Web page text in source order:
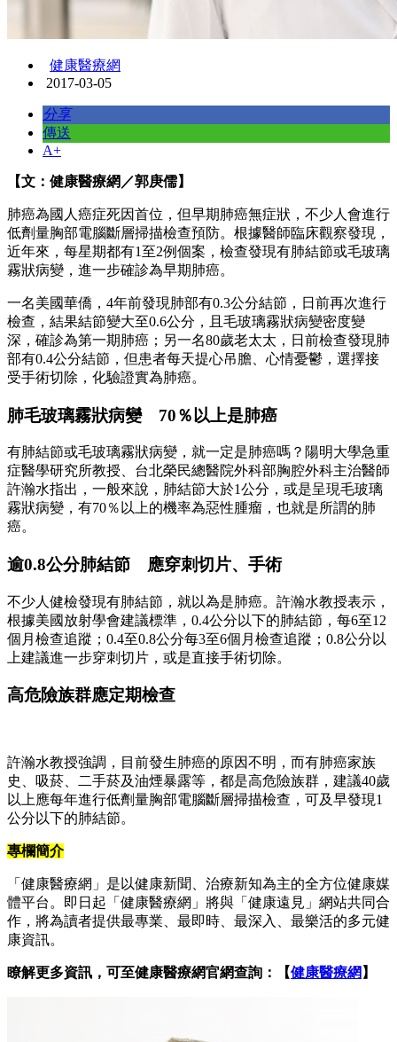
健康醫療網
2017-03-05
分享
傳送
A+
【文：健康醫療網／郭庚儒】
肺癌為國人癌症死因首位，但早期肺癌無症狀，不少人會進行
低劑量胸部電腦斷層掃描檢查預防。根據醫師臨床觀察發現，
近年來，每星期都有1至2例個案，檢查發現有肺結節或毛玻璃
霧狀病變，進一步確診為早期肺癌。
一名美國華僑，4年前發現肺部有0.3公分結節，日前再次進行
檢查，結果結節變大至0.6公分，且毛玻璃霧狀病變密度變
深，確診為第一期肺癌；另一名80歲老太太，日前檢查發現肺
部有0.4公分結節，但患者每天提心吊膽、心情憂鬱，選擇接
受手術切除，化驗證實為肺癌。
肺毛玻璃霧狀病變 70％以上是肺癌
有肺結節或毛玻璃霧狀病變，就一定是肺癌嗎？陽明大學急重
症醫學研究所教授、台北榮民總醫院外科部胸腔外科主治醫師
許瀚水指出，一般來說，肺結節大於1公分，或是呈現毛玻璃
霧狀病變，有70％以上的機率為惡性腫瘤，也就是所謂的肺
癌。
逾0.8公分肺結節 應穿刺切片、手術
不少人健檢發現有肺結節，就以為是肺癌。許瀚水教授表示，
根據美國放射學會建議標準，0.4公分以下的肺結節，每6至12
個月檢查追蹤；0.4至0.8公分每3至6個月檢查追蹤；0.8公分以
上建議進一步穿刺切片，或是直接手術切除。
高危險族群應定期檢查
許瀚水教授強調，目前發生肺癌的原因不明，而有肺癌家族
史、吸菸、二手菸及油煙暴露等，都是高危險族群，建議40歲
以上應每年進行低劑量胸部電腦斷層掃描檢查，可及早發現1
公分以下的肺結節。
專欄簡介
「健康醫療網」是以健康新聞、治療新知為主的全方位健康媒
體平台。即日起「健康醫療網」將與「健康遠見」網站共同合
作，將為讀者提供最專業、最即時、最深入、最樂活的多元健
康資訊。
瞭解更多資訊，可至健康醫療網官網查詢：【健康醫療網 】